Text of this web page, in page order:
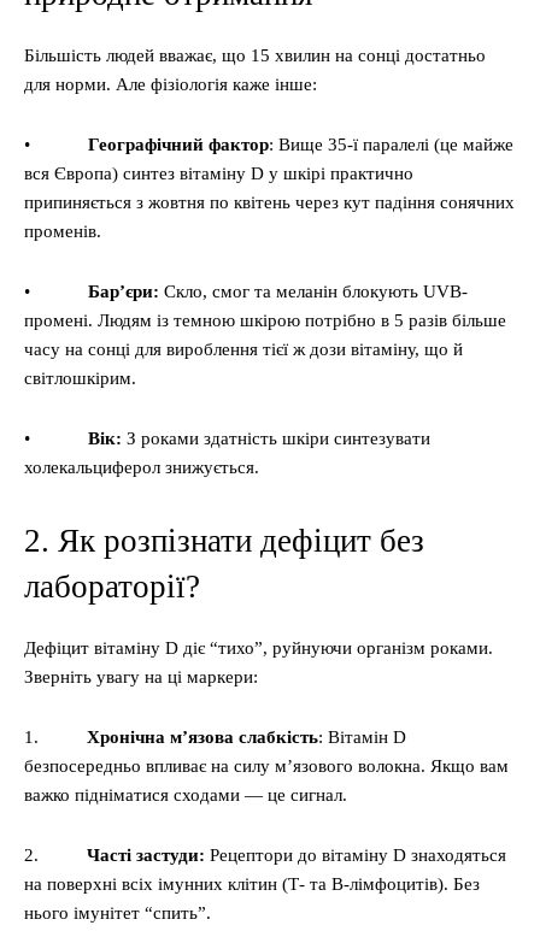
Більшість людей вважає, що 15 хвилин на сонці достатньо
для норми. Але фізіологія каже інше:
• Географічний фактор: Вище 35-ї паралелі (це майже
вся Європа) синтез вітаміну D у шкірі практично
припиняється з жовтня по квітень через кут падіння сонячних
променів.
• Бар’єри: Скло, смог та меланін блокують UVB-
промені. Людям із темною шкірою потрібно в 5 разів більше
часу на сонці для вироблення тієї ж дози вітаміну, що й
світлошкірим.
• Вік: З роками здатність шкіри синтезувати
холекальциферол знижується.
2. Як розпізнати дефіцит без
лабораторії?
Дефіцит вітаміну D діє “тихо”, руйнуючи організм роками.
Зверніть увагу на ці маркери:
1. Хронічна м’язова слабкість: Вітамін D
безпосередньо впливає на силу м’язового волокна. Якщо вам
важко підніматися сходами — це сигнал.
2. Часті застуди: Рецептори до вітаміну D знаходяться
на поверхні всіх імунних клітин (Т- та В-лімфоцитів). Без
нього імунітет “спить”.